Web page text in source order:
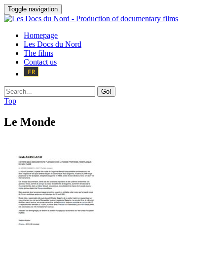
Toggle navigation
Homepage
Les Docs du Nord
The films
Contact us
Go!
Top
Le Monde